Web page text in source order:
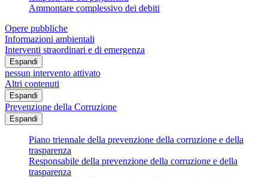
Ammontare complessivo dei debiti
Opere pubbliche
Informazioni ambientali
Interventi straordinari e di emergenza
Espandi
nessun intervento attivato
Altri contenuti
Espandi
Prevenzione della Corruzione
Espandi
Piano triennale della prevenzione della corruzione e della
trasparenza
Responsabile della prevenzione della corruzione e della
trasparenza